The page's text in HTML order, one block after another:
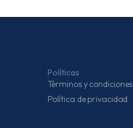
Políticas
Términos y condiciones
Política de privacidad